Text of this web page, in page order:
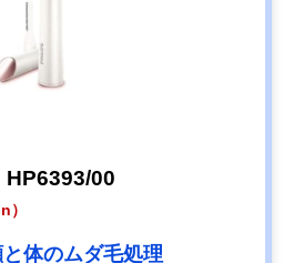
HP6393/00
）
体のムダ毛処理